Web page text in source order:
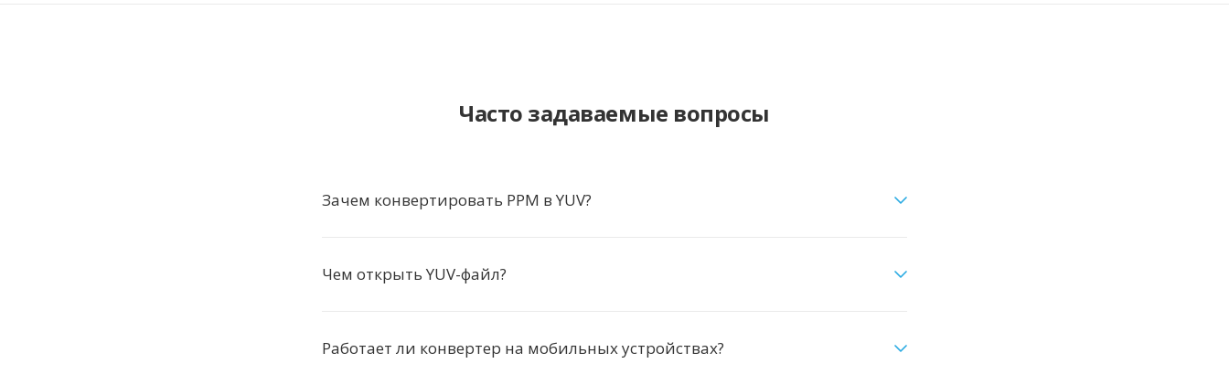
Часто задаваемые вопросы
Зачем конвертировать PPM в YUV?
Чем открыть YUV-файл?
Работает ли конвертер на мобильных устройствах?